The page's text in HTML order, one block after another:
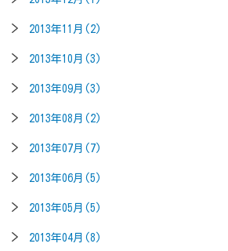
2013年11月(2)
2013年10月(3)
2013年09月(3)
2013年08月(2)
2013年07月(7)
2013年06月(5)
2013年05月(5)
2013年04月(8)